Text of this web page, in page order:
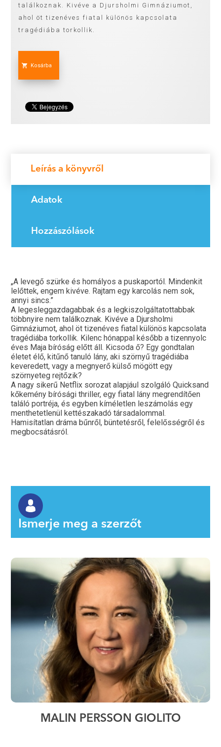
találkoznak. Kivéve a Djursholmi Gimnáziumot,
ahol öt tizenéves fiatal különös kapcsolata
tragédiába torkollik.
Kosárba
Leírás a könyvről
Adatok
Hozzászólások
„A levegő szürke és homályos a puskaportól. Mindenkit
lelőttek, engem kivéve. Rajtam egy karcolás nem sok,
annyi sincs.”
A legesleggazdagabbak és a legkiszolgáltatottabbak
többnyire nem találkoznak. Kivéve a Djursholmi
Gimnáziumot, ahol öt tizenéves fiatal különös kapcsolata
tragédiába torkollik. Kilenc hónappal később a tizennyolc
éves Maja bíróság előtt áll. Kicsoda ő? Egy gondtalan
életet élő, kitűnő tanuló lány, aki szörnyű tragédiába
keveredett, vagy a megnyerő külső mögött egy
szörnyeteg rejtőzik?
A nagy sikerű Netflix sorozat alapjául szolgáló Quicksand
kőkemény bírósági thriller, egy fiatal lány megrendítően
találó portréja, és egyben kíméletlen leszámolás egy
menthetetlenül kettészakadó társadalommal.
Hamisítatlan dráma bűnről, büntetésről, felelősségről és
megbocsátásról.
Ismerje meg a szerzőt
MALIN PERSSON GIOLITO